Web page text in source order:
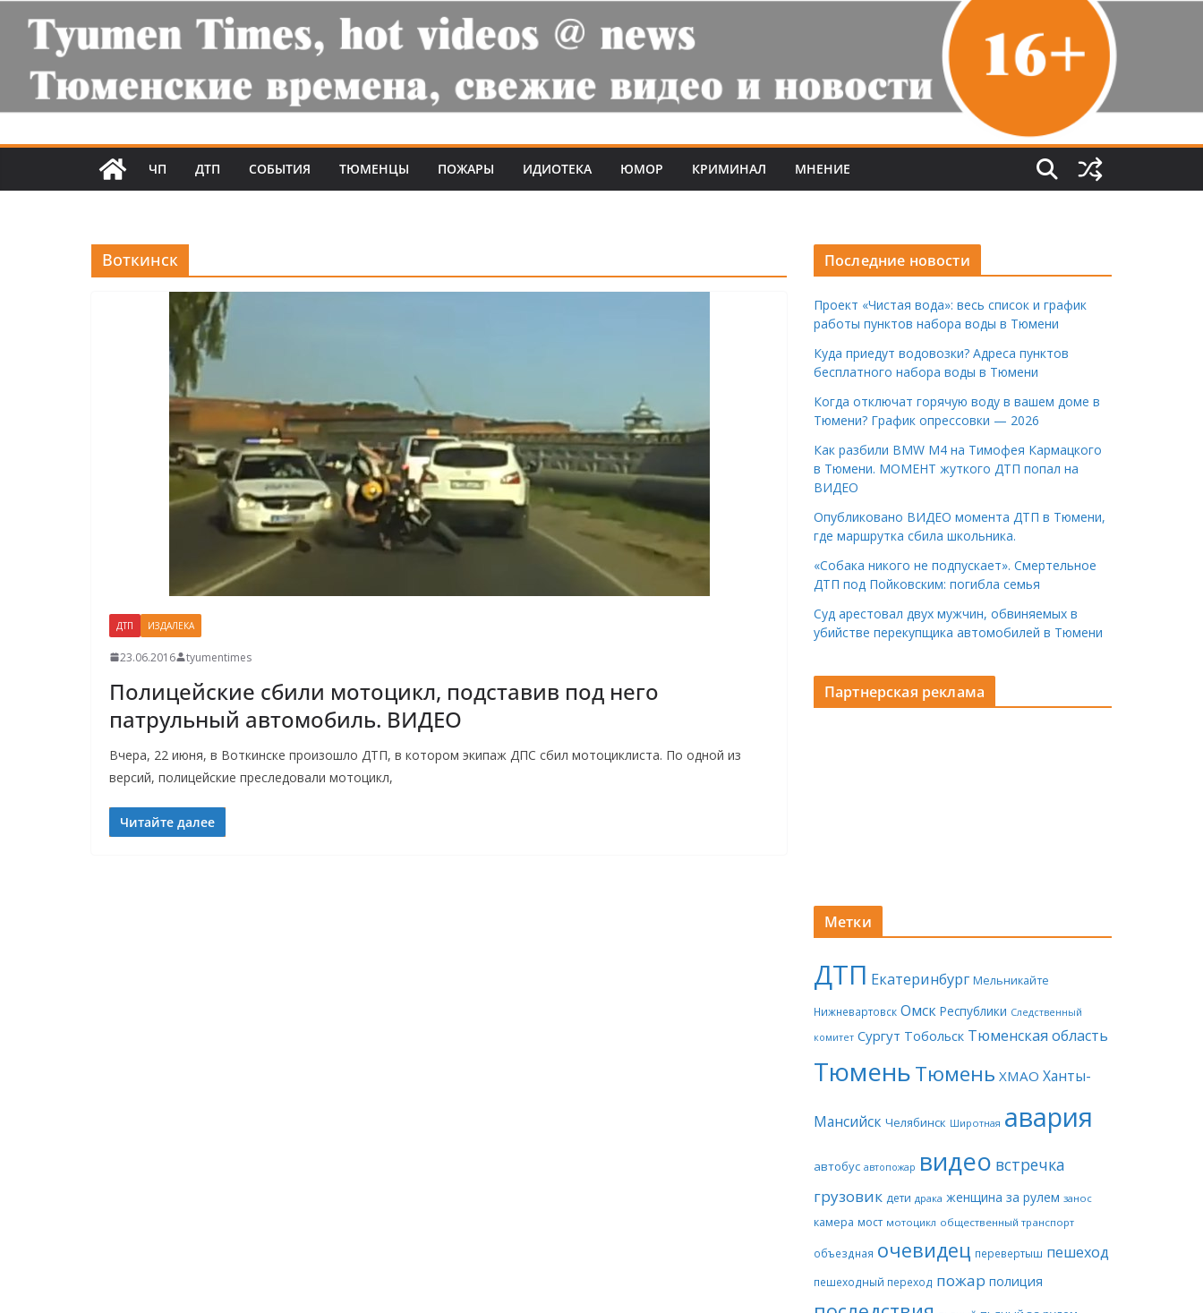
ЧП ДТП СОБЫТИЯ ТЮМЕНЦЫ ПОЖАРЫ ИДИОТЕКА ЮМОР КРИМИНАЛ МНЕНИЕ
Воткинск
ДТП ИЗДАЛЕКА
23.06.2016 tyumentimes
Полицейские сбили мотоцикл, подставив под него
патрульный автомобиль. ВИДЕО
Вчера, 22 июня, в Воткинске произошло ДТП, в котором экипаж ДПС сбил мотоциклиста. По одной из
версий, полицейские преследовали мотоцикл,
Читайте далее
Последние новости
Проект «Чистая вода»: весь список и график
работы пунктов набора воды в Тюмени
Куда приедут водовозки? Адреса пунктов
бесплатного набора воды в Тюмени
Когда отключат горячую воду в вашем доме в
Тюмени? График опрессовки — 2026
Как разбили BMW M4 на Тимофея Кармацкого
в Тюмени. МОМЕНТ жуткого ДТП попал на
ВИДЕО
Опубликовано ВИДЕО момента ДТП в Тюмени,
где маршрутка сбила школьника.
«Собака никого не подпускает». Смертельное
ДТП под Пойковским: погибла семья
Суд арестовал двух мужчин, обвиняемых в
убийстве перекупщика автомобилей в Тюмени
Партнерская реклама
Метки
ДТП Екатеринбург Мельникайте
Нижневартовск Омск Республики Следственный
комитет Сургут Тобольск Тюменская область
ТюменьТюмень ХМАО Ханты-
Мансийск Челябинск Широтная авария
автобус автопожар видео встречка
грузовик дети драка женщина за рулем занос
камера мост мотоцикл общественный транспорт
объездная очевидец перевертыш пешеход
пешеходный переход пожар полиция